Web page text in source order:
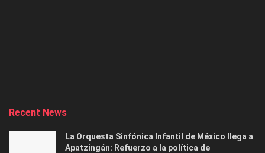
Recent News
La Orquesta Sinfónica Infantil de México llega a
Apatzingán: Refuerzo a la política de